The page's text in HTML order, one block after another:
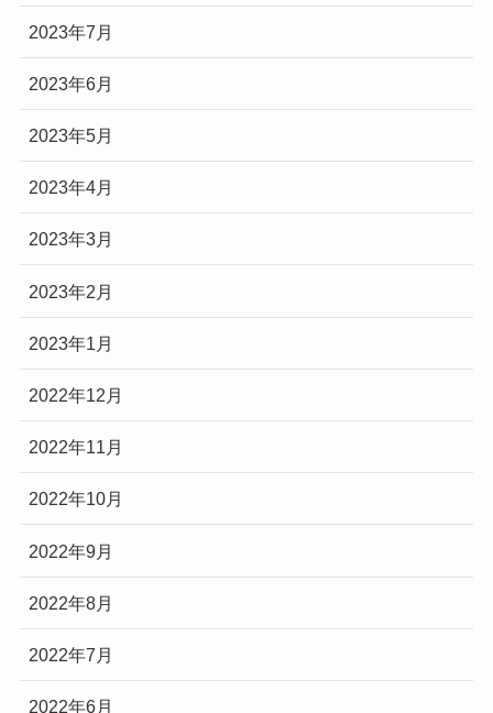
2023年7月
2023年6月
2023年5月
2023年4月
2023年3月
2023年2月
2023年1月
2022年12月
2022年11月
2022年10月
2022年9月
2022年8月
2022年7月
2022年6月